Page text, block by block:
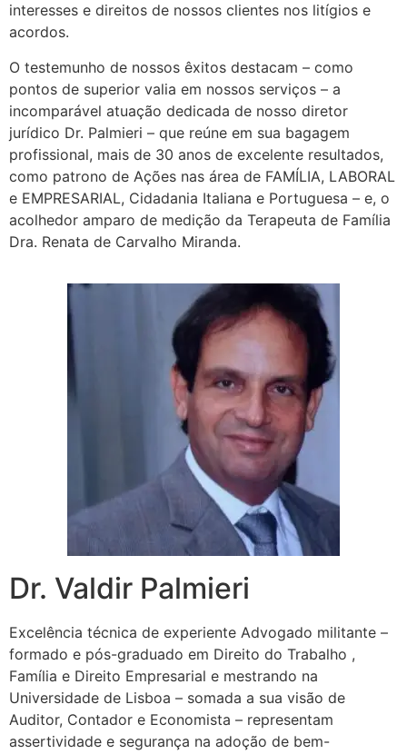
interesses e direitos de nossos clientes nos litígios e
acordos.
O testemunho de nossos êxitos destacam – como
pontos de superior valia em nossos serviços – a
incomparável atuação dedicada de nosso diretor
jurídico Dr. Palmieri – que reúne em sua bagagem
profissional, mais de 30 anos de excelente resultados,
como patrono de Ações nas área de FAMÍLIA, LABORAL
e EMPRESARIAL, Cidadania Italiana e Portuguesa – e, o
acolhedor amparo de medição da Terapeuta de Família
Dra. Renata de Carvalho Miranda.
Dr. Valdir Palmieri
Excelência técnica de experiente Advogado militante –
formado e pós-graduado em Direito do Trabalho ,
Família e Direito Empresarial e mestrando na
Universidade de Lisboa – somada a sua visão de
Auditor, Contador e Economista – representam
assertividade e segurança na adoção de bem-